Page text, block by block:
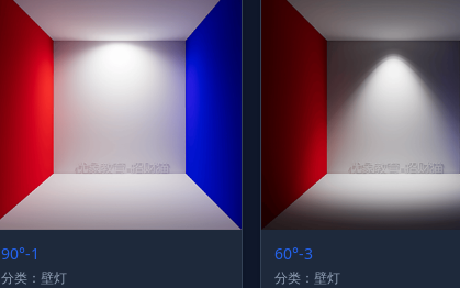
90°-1
分类：壁灯
60°-3
分类：壁灯